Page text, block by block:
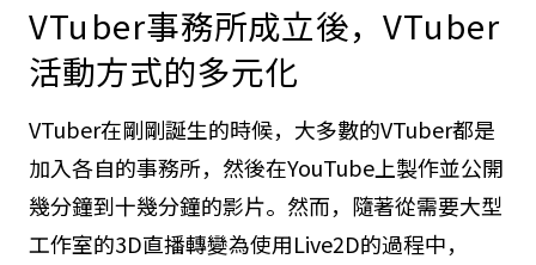
VTuber事務所成立後，VTuber
活動方式的多元化
VTuber在剛剛誕生的時候，大多數的VTuber都是
加入各自的事務所，然後在YouTube上製作並公開
幾分鐘到十幾分鐘的影片。然而，隨著從需要大型
工作室的3D直播轉變為使用Live2D的過程中，